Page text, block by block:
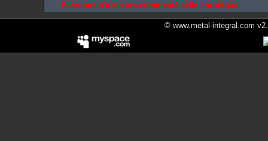
Personne n'a encore commenté cette chronique.
© www.metal-integral.com